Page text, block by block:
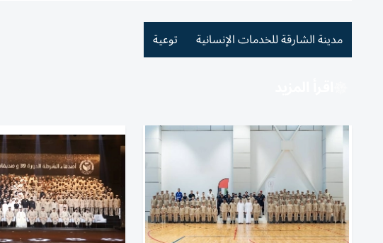
مدينة الشارقة للخدمات الإنسانية توعية